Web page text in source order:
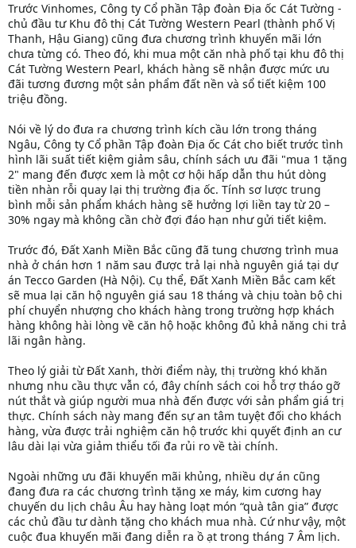
Trước Vinhomes, Công ty Cổ phần Tập đoàn Địa ốc Cát Tường -
chủ đầu tư Khu đô thị Cát Tường Western Pearl (thành phố Vị
Thanh, Hậu Giang) cũng đưa chương trình khuyến mãi lớn
chưa từng có. Theo đó, khi mua một căn nhà phố tại khu đô thị
Cát Tường Western Pearl, khách hàng sẽ nhận được mức ưu
đãi tương đương một sản phẩm đất nền và sổ tiết kiệm 100
triệu đồng.
Nói về lý do đưa ra chương trình kích cầu lớn trong tháng
Ngâu, Công ty Cổ phần Tập đoàn Địa ốc Cát cho biết trước tình
hình lãi suất tiết kiệm giảm sâu, chính sách ưu đãi "mua 1 tặng
2" mang đến được xem là một cơ hội hấp dẫn thu hút dòng
tiền nhàn rỗi quay lại thị trường địa ốc. Tính sơ lược trung
bình mỗi sản phẩm khách hàng sẽ hưởng lợi liền tay từ 20 –
30% ngay mà không cần chờ đợi đáo hạn như gửi tiết kiệm.
Trước đó, Đất Xanh Miền Bắc cũng đã tung chương trình mua
nhà ở chán hơn 1 năm sau được trả lại nhà nguyên giá tại dự
án Tecco Garden (Hà Nội). Cụ thể, Đất Xanh Miền Bắc cam kết
sẽ mua lại căn hộ nguyên giá sau 18 tháng và chịu toàn bộ chi
phí chuyển nhượng cho khách hàng trong trường hợp khách
hàng không hài lòng về căn hộ hoặc không đủ khả năng chi trả
lãi ngân hàng.
Theo lý giải từ Đất Xanh, thời điểm này, thị trường khó khăn
nhưng nhu cầu thực vẫn có, đây chính sách coi hỗ trợ tháo gỡ
nút thắt và giúp người mua nhà đến được với sản phẩm giá trị
thực. Chính sách này mang đến sự an tâm tuyệt đối cho khách
hàng, vừa được trải nghiệm căn hộ trước khi quyết định an cư
lâu dài lại vừa giảm thiểu tối đa rủi ro về tài chính.
Ngoài những ưu đãi khuyến mãi khủng, nhiều dự án cũng
đang đưa ra các chương trình tặng xe máy, kim cương hay
chuyến du lịch châu Âu hay hàng loạt món “quà tân gia” được
các chủ đầu tư dành tặng cho khách mua nhà. Cứ như vậy, một
cuộc đua khuyến mãi đang diễn ra ồ ạt trong tháng 7 Âm lịch.